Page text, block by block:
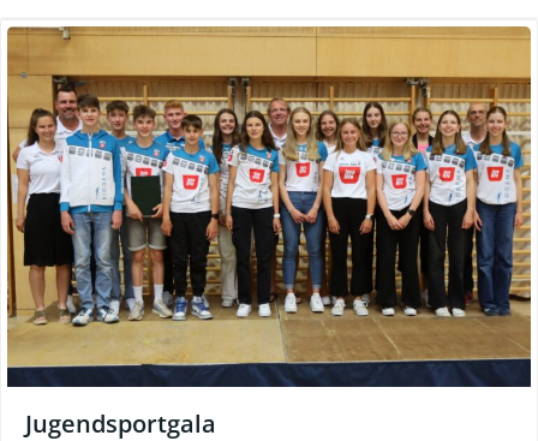
Jugendsportgala